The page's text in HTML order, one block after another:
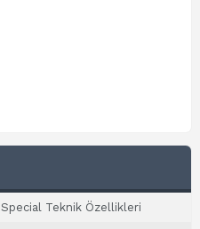
Teknik Özellikleri